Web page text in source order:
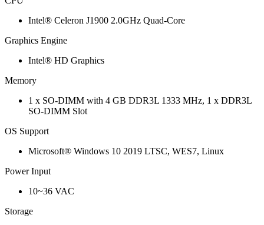
Intel® Celeron J1900 2.0GHz Quad-Core
Graphics Engine
Intel® HD Graphics
Memory
1 x SO-DIMM with 4 GB DDR3L 1333 MHz, 1 x DDR3L
SO-DIMM Slot
OS Support
Microsoft® Windows 10 2019 LTSC, WES7, Linux
Power Input
10~36 VAC
Storage